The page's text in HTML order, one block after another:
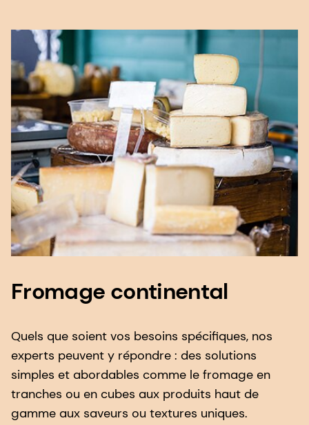
Fromage continental
Quels que soient vos besoins spécifiques, nos
experts peuvent y répondre : des solutions
simples et abordables comme le fromage en
tranches ou en cubes aux produits haut de
gamme aux saveurs ou textures uniques.